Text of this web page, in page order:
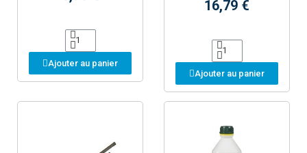
Ajouter au panier
16,79 €
Ajouter au panier